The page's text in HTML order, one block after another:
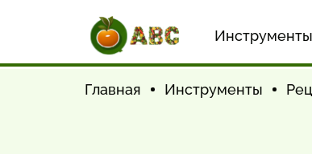
Инструменты
Главная Инструменты